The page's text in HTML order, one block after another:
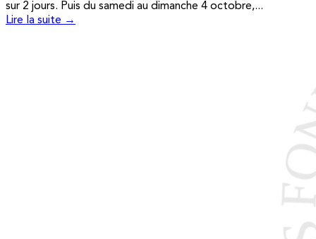
sur 2 jours. Puis du samedi au dimanche 4 octobre,...
Lire la suite →